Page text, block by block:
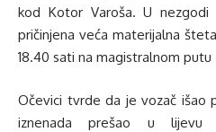
kod Kotor Varoša. U
pričinjena veća materijalna
18.40 sati na magistralnom
Očevici tvrde da je vozač išao
iznenada prešao u